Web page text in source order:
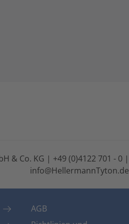
& Co. KG | +49 (0)4122 701 - 0 |
info@HellermannTyton.de
AGB